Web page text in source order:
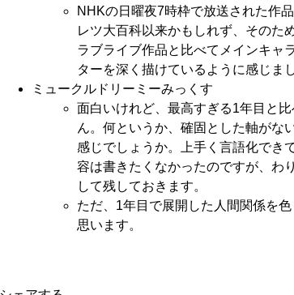
NHKの日曜夜7時枠で放送された作
レツ大百科以来かもしれず、そのた
ラブライブ作品と比べてメインキャ
ターを深く描けているように感じまし
ミュークルドリーミーみっくす
面白いけれど、最高すぎる1年目と
ん。何というか、確固とした軸がな
感じでしょうか。上手く言語化でき
容は書きたくなかったのですが、わ
して残しておきます。
ただ、1年目で展開した人間関係を
思います。